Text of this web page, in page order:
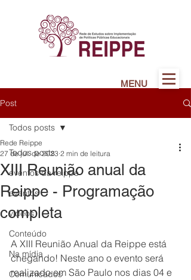
MENU
Post
Todos posts
eventos da reippe
eventos
vídeos
Conteúdo
Na mídia
Comunicados
Todos posts
XIII Reunião anual da
Reippe - Programação
completa
Rede Reippe
27 de jul. de 2023 2 min de leitura
A XIII Reunião Anual da Reippe está
chegando! Neste ano o evento será
realizado em São Paulo nos dias 04 e